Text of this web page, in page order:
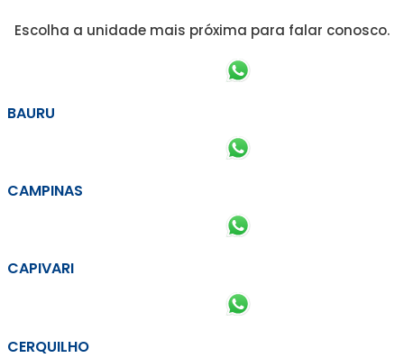
Escolha a unidade mais próxima para falar conosco.
BAURU
CAMPINAS
CAPIVARI
CERQUILHO